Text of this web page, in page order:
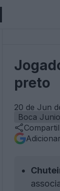
preto
20 de Jun
Boca